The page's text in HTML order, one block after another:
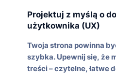
Projektuj z myślą o
użytkownika (UX)
Twoja strona powinna
szybka. Upewnij się, że
treści – czytelne, łatwe